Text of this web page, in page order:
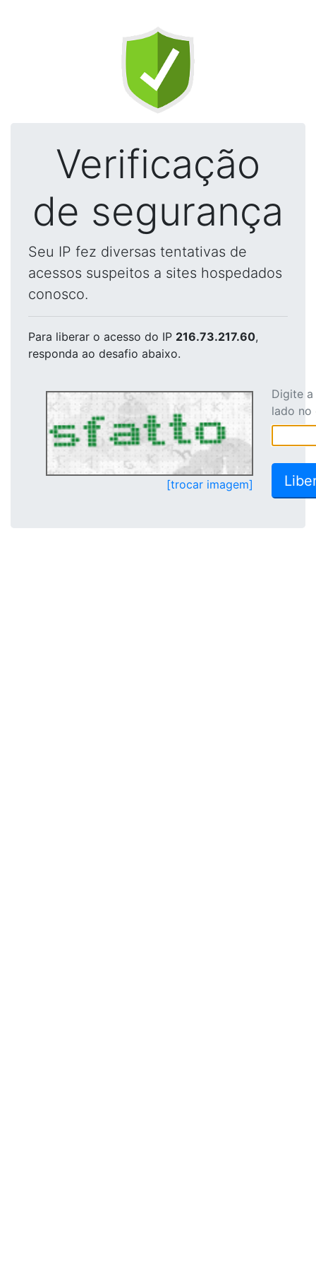
Verificação
de segurança
Seu IP fez diversas tentativas de
acessos suspeitos a sites hospedados
conosco.
Para liberar o acesso do IP 216.73.217.60,
responda ao desafio abaixo.
[trocar imagem]
Digite
lado no